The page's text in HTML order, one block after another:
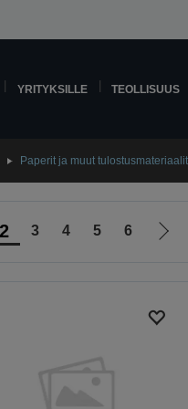
YRITYKSILLE TEOLLISUUS
Paperit ja muut
2 3 4 5 6
Siirry